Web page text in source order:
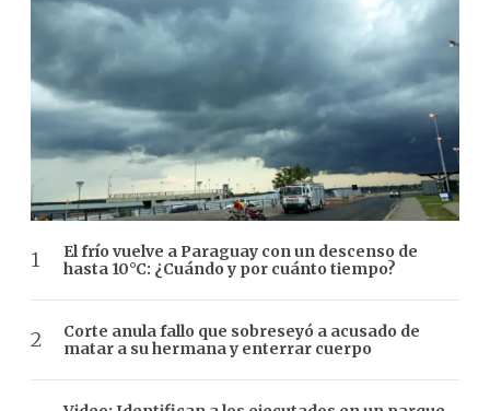
El frío vuelve a Paraguay con un descenso de
hasta 10°C: ¿Cuándo y por cuánto tiempo?
Corte anula fallo que sobreseyó a acusado de
matar a su hermana y enterrar cuerpo